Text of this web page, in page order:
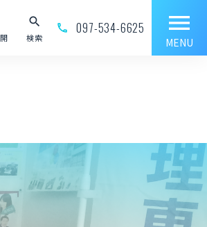
search
検索
phone_outline
097-534-6625 menu
MENU